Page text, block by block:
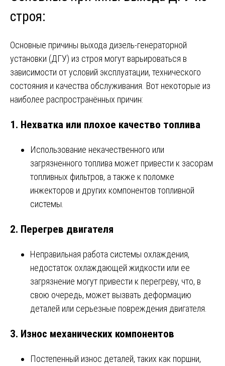
строя:
Основные причины выхода дизель-генераторной
установки (ДГУ) из строя могут варьироваться в
зависимости от условий эксплуатации, технического
состояния и качества обслуживания. Вот некоторые из
наиболее распространённых причин:
1. Нехватка или плохое качество топлива
Использование некачественного или
загрязненного топлива может привести к засорам
топливных фильтров, а также к поломке
инжекторов и других компонентов топливной
системы.
2. Перегрев двигателя
Неправильная работа системы охлаждения,
недостаток охлаждающей жидкости или ее
загрязнение могут привести к перегреву, что, в
свою очередь, может вызвать деформацию
деталей или серьезные повреждения двигателя.
3. Износ механических компонентов
Постепенный износ деталей, таких как поршни,